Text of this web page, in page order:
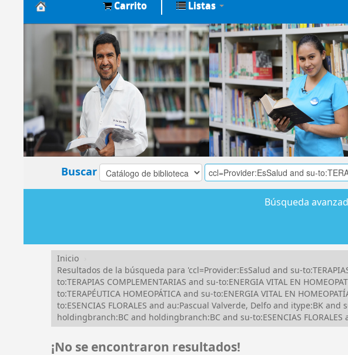
Biblioteca
Central
EsSalud
Carrito Listas
Buscar
Búsqueda
Inicio
Resultados de la búsqueda para 'ccl=Provider:EsSalud and su-
to:TERAPIAS COMPLEMENTARIAS and su-to:ENERGIA VITAL EN
to:TERAPÉUTICA HOMEOPÁTICA and su-to:ENERGIA VITAL EN
to:ESENCIAS FLORALES and au:Pascual Valverde, Delfo and itype:BK and
holdingbranch:BC and holdingbranch:BC and su-to:ESENCIAS FLORALES
¡No se encontraron resultados!